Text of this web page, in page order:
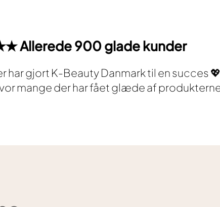
Allerede 900 glade kunder
har gjort K-Beauty Danmark til en succes 💖
mange der har fået glæde af